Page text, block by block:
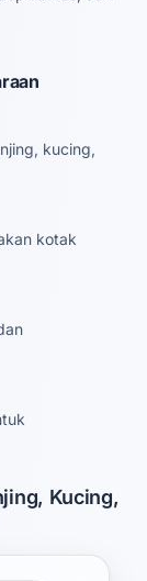
kucing,
kotak
Kucing,